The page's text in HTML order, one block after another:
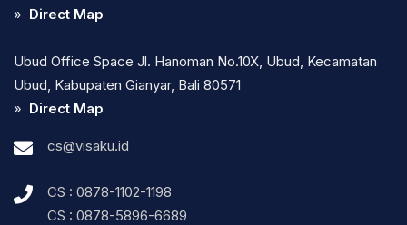
» Direct Map
Ubud Office Space Jl. Hanoman No.10X, Ubud, Kecamatan
Ubud, Kabupaten Gianyar, Bali 80571
» Direct Map
cs@visaku.id
CS : 0878-1102-1198
CS : 0878-5896-6689